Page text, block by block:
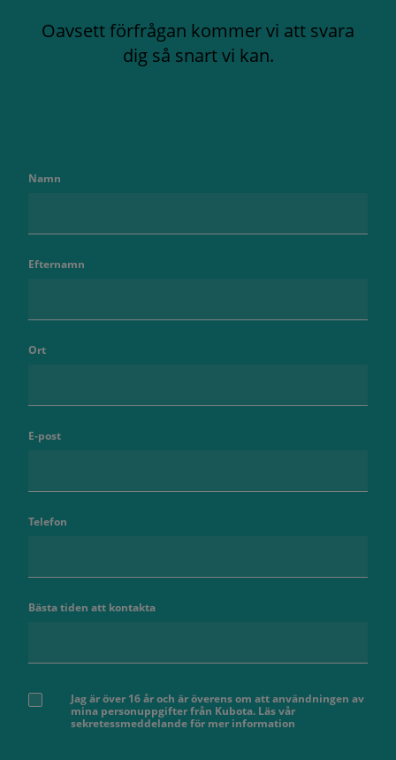
Oavsett förfrågan kommer vi att svara
dig så snart vi kan.
Namn
Efternamn
Ort
E-post
Telefon
Bästa tiden att kontakta
Jag är över 16 år och är överens om att användningen av
mina personuppgifter från Kubota. Läs vår
sekretessmeddelande för mer information